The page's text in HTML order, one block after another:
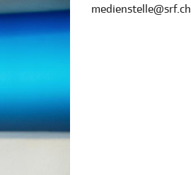
medienstelle@srf.ch